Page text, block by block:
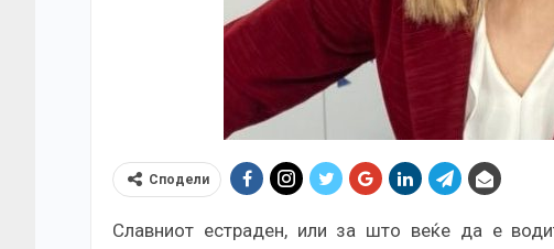
Сподели
Славниот естраден, или за што веќе да е